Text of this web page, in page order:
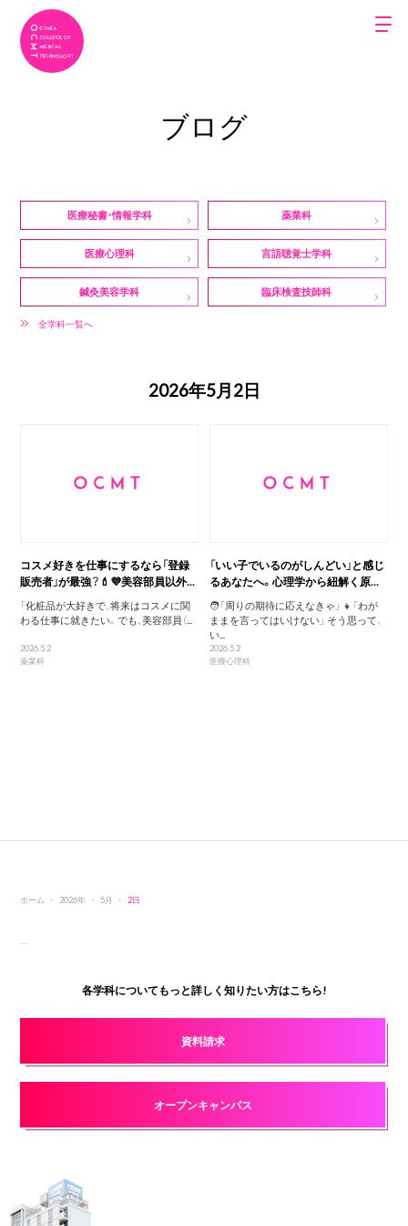
ブログ
医療秘書・情報学科 薬業科
医療心理科 言語聴覚士学科
鍼灸美容学科 臨床検査技師科
全学科一覧へ
2026年5月2日
コスメ好きを仕事にするなら「登録
販売者」が最強？💄💜美容部員以外...
「化粧品が大好きで、将来はコスメに関
わる仕事に就きたい。でも、美容部員（...
2026.5.2
薬業科
「いい子でいるのがしんどい」と感じ
るあなたへ。心理学から紐解く原...
🧑「周りの期待に応えなきゃ」 👧「わが
ままを言ってはいけない」 そう思って、
い...
2026.5.2
医療心理科
ホーム 2026年 5月 2日
各学科についてもっと詳しく知りたい方はこちら!
資料請求
オープンキャンパス